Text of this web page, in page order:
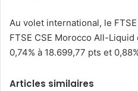
Au volet international, le
FTSE CSE Morocco All-
0,74% à 18.699,77 pts et
Articles similaires